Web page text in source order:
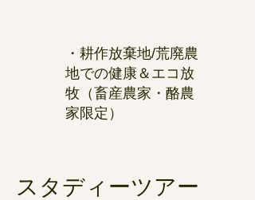
・耕作放棄地/荒廃農
地での健康＆エコ放
牧（畜産農家・酪農
家限定）
スタディーツアー